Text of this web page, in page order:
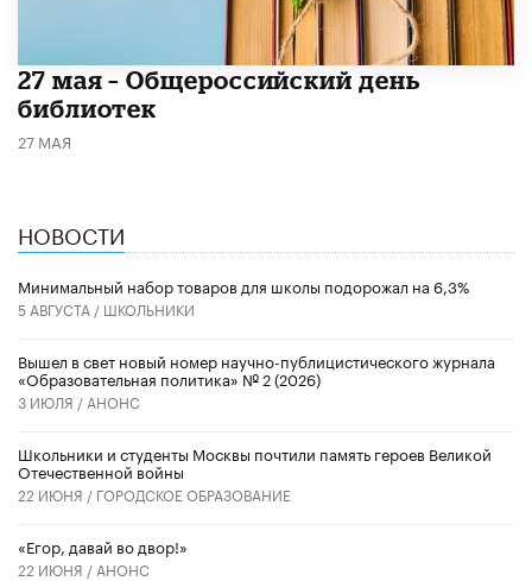
​27 мая – Общероссийский день
библиотек
27 МАЯ
НОВОСТИ
Минимальный набор товаров для школы подорожал на 6,3%
5 АВГУСТА / ШКОЛЬНИКИ
Вышел в свет новый номер научно-публицистического журнала
«Образовательная политика» № 2 (2026)
3 ИЮЛЯ / АНОНС
Школьники и студенты Москвы почтили память героев Великой
Отечественной войны
22 ИЮНЯ / ГОРОДСКОЕ ОБРАЗОВАНИЕ
«Егор, давай во двор!»
22 ИЮНЯ / АНОНС